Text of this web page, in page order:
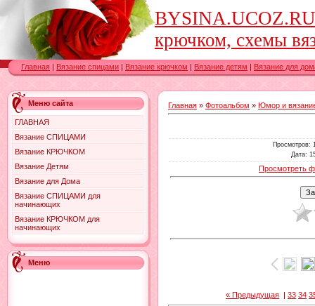
крючком, схемы
Главная | Вязание спицами | Вязание крючком | Вязание детям | Вязание для
Меню сайта
ГЛАВНАЯ
Вязание СПИЦАМИ
Вязание КРЮЧКОМ
Вязание Детям
Вязание для Дома
Вязание СПИЦАМИ для
начинающих
Вязание КРЮЧКОМ для
начинающих
Меню
Главная » Фотоальбом » Юмор и
Просмотров:
Дата:
Просмотреть
« Предыдущая | 33 34